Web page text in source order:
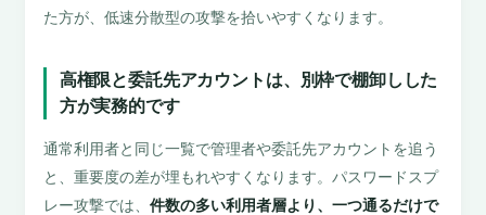
た方が、低速分散型の攻撃を拾いやすくなります。
高権限と委託先アカウントは、別枠で棚卸しした
方が実務的です
通常利用者と同じ一覧で管理者や委託先アカウントを追う
と、重要度の差が埋もれやすくなります。パスワードスプ
レー攻撃では、件数の多い利用者層より、一つ通るだけで